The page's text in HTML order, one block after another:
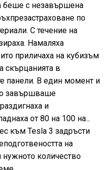
беше с незавършена
по
С течение на
Намаляха
приличаха на кубизъм
скърцанията в
панели. В един момент и
завършваше
и
от 80 на 100 на...
към Tesla 3 задръсти
на
нужното количество